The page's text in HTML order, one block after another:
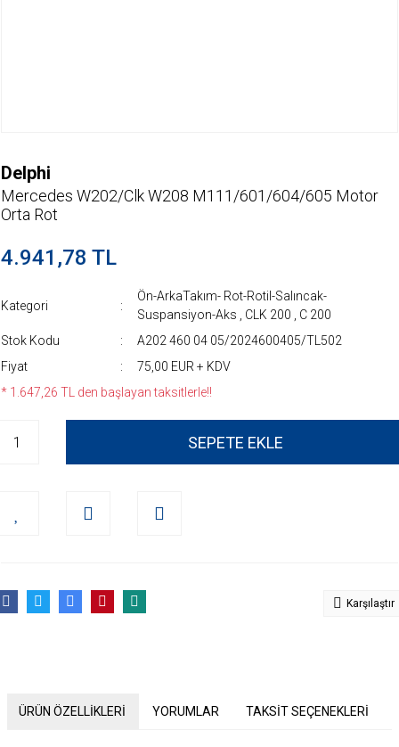
Delphi
Mercedes W202/Clk W208 M111/601/604/605 Motor
Orta Rot
4.941,78 TL
Kategori
Ön-ArkaTakım- Rot-Rotil-Salıncak-
Suspansiyon-Aks
CLK 200
C 200
Stok Kodu
A202 460 04 05/2024600405/TL502
Fiyat
75,00 EUR + KDV
* 1.647,26 TL den başlayan taksitlerle!!
SEPETE EKLE
Karşılaştır
ÜRÜN ÖZELLİKLERİ YORUMLAR TAKSİT SEÇENEKLERİ